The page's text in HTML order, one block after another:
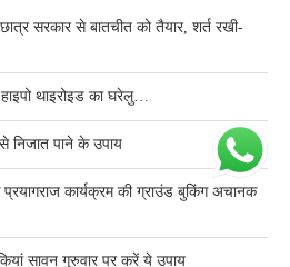
सरकार से बातचीत को तैयार, शर्त रखी-
थाइरोइड का घरेलु…
निजात पाने के उपाय
कार्यक्रम की ग्राउंड बुकिंग अचानक
सावन गुरुवार पर करें ये उपाय